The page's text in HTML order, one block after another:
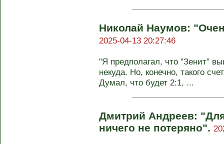
Николай Наумов:
2025-04-13 20:27:46
"Я предполагал, что "Зенит"
некуда. Но, конечно, такого
Думал, что будет 2:1, ...
Дмитрий Андреев:
ничего не потеряно".